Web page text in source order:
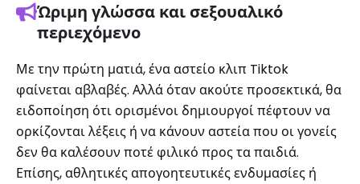
Ώριμη γλώσσα και σεξουαλικό
περιεχόμενο
Με την πρώτη ματιά, ένα αστείο κλιπ Tiktok
φαίνεται αβλαβές. Αλλά όταν ακούτε προσεκτικά, θα
ειδοποίηση ότι ορισμένοι δημιουργοί πέφτουν να
ορκίζονται λέξεις ή να κάνουν αστεία που οι γονείς
δεν θα καλέσουν ποτέ φιλικό προς τα παιδιά.
Επίσης, αθλητικές απογοητευτικές ενδυμασίες ή